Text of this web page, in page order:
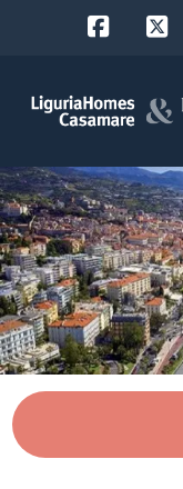
EN
FR
DE
RU
Chi
siamo
I
Scegli
dove
cercare
Imperia
Ospedaletti